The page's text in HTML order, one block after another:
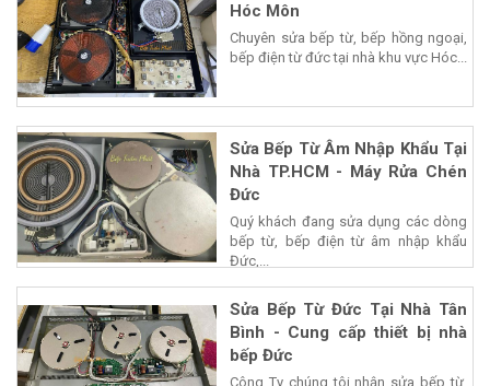
Hóc Môn
Chuyên sửa bếp từ, bếp hồng ngoại,
bếp điện từ đức tại nhà khu vực Hóc...
Sửa Bếp Từ Âm Nhập Khẩu Tại
Nhà TP.HCM - Máy Rửa Chén
Đức
Quý khách đang sửa dụng các dòng
bếp từ, bếp điện từ âm nhập khẩu
Đức,...
Sửa Bếp Từ Đức Tại Nhà Tân
Bình - Cung cấp thiết bị nhà
bếp Đức
Công Ty chúng tôi nhận sửa bếp từ,